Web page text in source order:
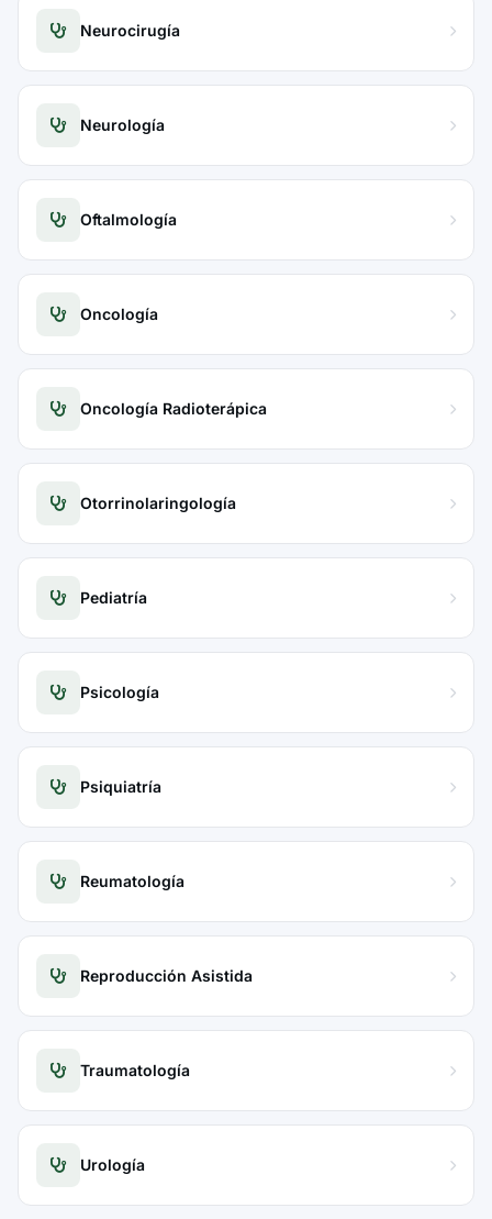
Neurocirugía
Neurología
Oftalmología
Oncología
Oncología Radioterápica
Otorrinolaringología
Pediatría
Psicología
Psiquiatría
Reumatología
Reproducción Asistida
Traumatología
Urología